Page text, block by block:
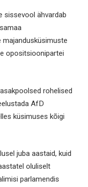
sissevool ähvardab
majandusküsimuste
opositsioonipartei
rohelised
AfD
küsimuses kõigi
juba aastaid, kuid
oluliselt
parlamendis